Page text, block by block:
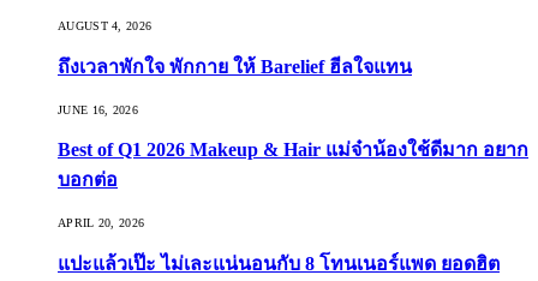
AUGUST 4, 2026
ถึงเวลาพักใจ พักกาย ให้ Barelief ฮีลใจแทน
JUNE 16, 2026
Best of Q1 2026 Makeup & Hair แม่จ๋าน้องใช้ดีมาก อยาก
บอกต่อ
APRIL 20, 2026
แปะแล้วเป๊ะ ไม่เละแน่นอนกับ 8 โทนเนอร์แพด ยอดฮิต